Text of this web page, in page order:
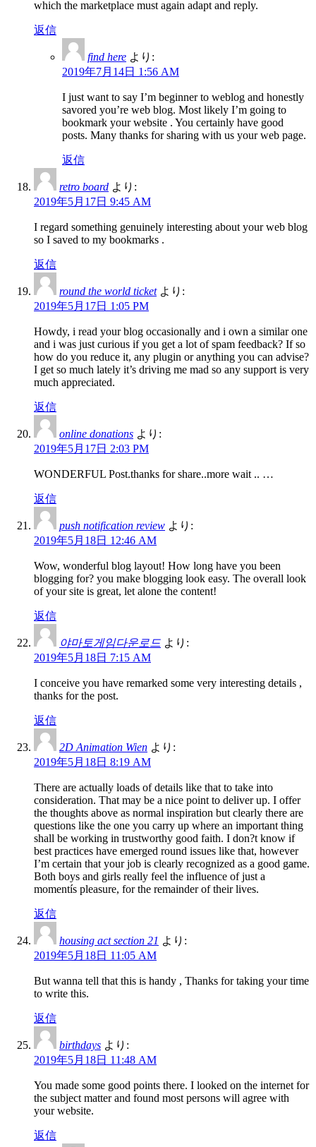
which the marketplace must again adapt and reply.
返信
find here より:
2019年7月14日 1:56 AM
I just want to say I’m beginner to weblog and honestly
savored you’re web blog. Most likely I’m going to
bookmark your website . You certainly have good
posts. Many thanks for sharing with us your web page.
返信
retro board より:
2019年5月17日 9:45 AM
I regard something genuinely interesting about your web blog
so I saved to my bookmarks .
返信
round the world ticket より:
2019年5月17日 1:05 PM
Howdy, i read your blog occasionally and i own a similar one
and i was just curious if you get a lot of spam feedback? If so
how do you reduce it, any plugin or anything you can advise?
I get so much lately it’s driving me mad so any support is very
much appreciated.
返信
online donations より:
2019年5月17日 2:03 PM
WONDERFUL Post.thanks for share..more wait .. …
返信
push notification review より:
2019年5月18日 12:46 AM
Wow, wonderful blog layout! How long have you been
blogging for? you make blogging look easy. The overall look
of your site is great, let alone the content!
返信
야마토게임다운로드 より:
2019年5月18日 7:15 AM
I conceive you have remarked some very interesting details ,
thanks for the post.
返信
2D Animation Wien より:
2019年5月18日 8:19 AM
There are actually loads of details like that to take into
consideration. That may be a nice point to deliver up. I offer
the thoughts above as normal inspiration but clearly there are
questions like the one you carry up where an important thing
shall be working in trustworthy good faith. I don?t know if
best practices have emerged round issues like that, however
I’m certain that your job is clearly recognized as a good game.
Both boys and girls really feel the influence of just a
momentís pleasure, for the remainder of their lives.
返信
housing act section 21 より:
2019年5月18日 11:05 AM
But wanna tell that this is handy , Thanks for taking your time
to write this.
返信
birthdays より:
2019年5月18日 11:48 AM
You made some good points there. I looked on the internet for
the subject matter and found most persons will agree with
your website.
返信